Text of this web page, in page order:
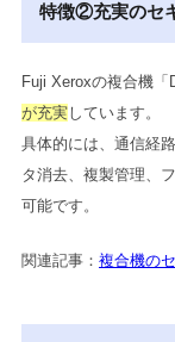
特徴②充実のセ
Fuji Xeroxの複合機「
が充実しています。
具体的には、通信経
タ消去、複製管理、
可能です。
関連記事：複合機の